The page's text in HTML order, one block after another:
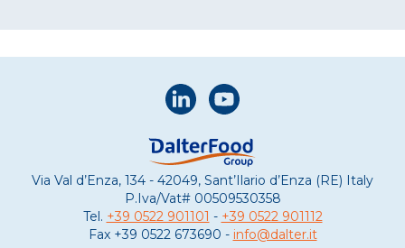
Via Val d’Enza, 134 - 42049, Sant’Ilario d’Enza (RE) Italy
P.Iva/Vat#00509530358
Tel. +39 0522 901101 - +39 0522 901112
Fax+39 0522 673690 - info@dalter.it